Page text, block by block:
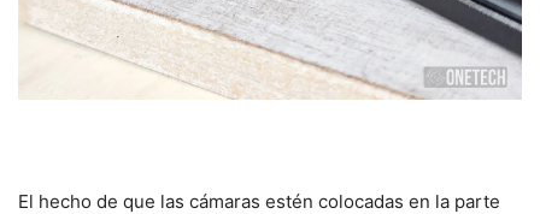
El hecho de que las cámaras estén colocadas en la parte